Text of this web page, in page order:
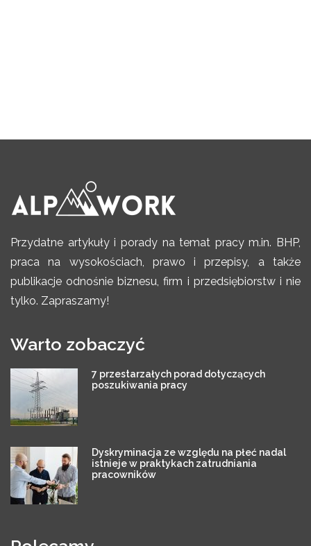
Przydatne artykuły i porady na temat pracy m.in. BHP,
praca na wysokościach, prawo i przepisy, a także
publikacje odnośnie biznesu, firm i przedsiębiorstw i nie
tylko. Zapraszamy!
Warto zobaczyć
7 przestarzałych porad dotyczących
poszukiwania pracy
Dyskryminacja ze względu na płeć nadal
istnieje w praktykach zatrudniania
pracowników